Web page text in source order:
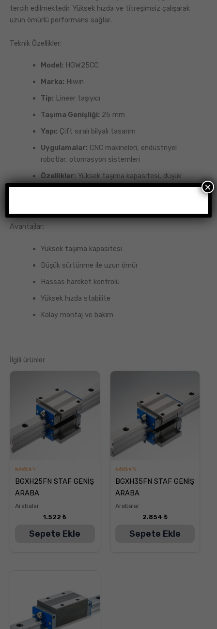
tercih edilmektedir. Yüksek hızda ve titreşimsiz çalışarak
uzun ömürlü performans sağlar.
Teknik Özellikler:
Model: HGW25CC
Marka: Hiwin
Tip: Lineer taşıyıcı
Taşıma Genişliği: 25 mm
Yapı: Çift sıralı bilyalı tasarım
Uygulamalar: CNC makineleri, endüstriyel
robotlar, otomasyon sistemleri
Özellikler:Yüksek taşıma kapasitesi, düşük
sürtünme, sessiz ve titreşimsiz çalışma
Avantajlar:
Yüksek taşıma kapasitesi
Düşük sürtünme ile uzun ömür
Hassas hareket kontrolü
Yüksek hızda stabilite
Kolay montaj ve bakım
İlgili ürünler
5
üzerinden
5.00
oy aldı
BGXH25FN STAF GENİŞ
ARABA
Arabalar
1.522₺
Sepete Ekle
5
üzerinden
5.00
oy aldı
BGXH35FN STAF GENİŞ
ARABA
Arabalar
2.854 ₺
Sepete Ekle
×